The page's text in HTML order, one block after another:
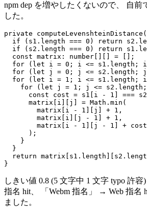
npm dep を増やしたくないので、 自前
した。
private
if (s1.length === 0) return
if (s2.length === 0) return
  const matrix: number[][] = [];
for (let i = 0; i <= s1.length;
for (let j = 0; j <= s2.length;
for (let i = 1; i <= s1.length;
for (let j = 1; j <=
const cost = s1[i - 1] ===
      matrix[i][j] = Math.min(
        matrix[i - 1][j] + 1,
        matrix[i][j - 1] + 1,
        matrix[i - 1][j - 1] + cost
      );
    }
  }
return
しきい値 0.8 (5 文字中 1 文字 typo 許
指名 hit、 「Webm 指名」 → Web 指名
ました。